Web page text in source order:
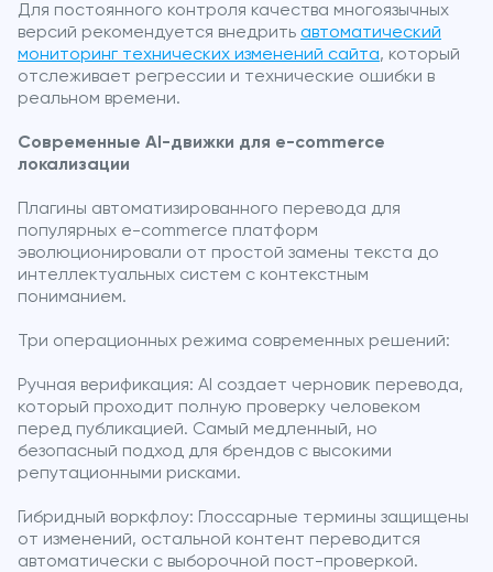
Для постоянного контроля качества многоязычных
версий рекомендуется внедрить автоматический
мониторинг технических изменений сайта, который
отслеживает регрессии и технические ошибки в
реальном времени.
Современные AI-движки для e-commerce
локализации
Плагины автоматизированного перевода для
популярных e-commerce платформ
эволюционировали от простой замены текста до
интеллектуальных систем с контекстным
пониманием.
Три операционных режима современных решений:
Ручная верификация: AI создает черновик перевода,
который проходит полную проверку человеком
перед публикацией. Самый медленный, но
безопасный подход для брендов с высокими
репутационными рисками.
Гибридный воркфлоу: Глоссарные термины защищены
от изменений, остальной контент переводится
автоматически с выборочной пост-проверкой.